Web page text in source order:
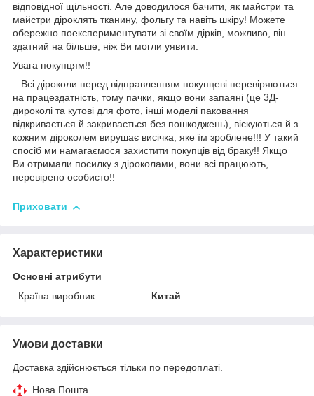
відповідної щільності. Але доводилося бачити, як майстри та
майстри діроклять тканину, фольгу та навіть шкіру! Можете
обережно поекспериментувати зі своїм дірків, можливо, він
здатний на більше, ніж Ви могли уявити.
Увага покупцям!!
Всі діроколи перед відправленням покупцеві перевіряються
на працездатність, тому пачки, якщо вони запаяні (це 3Д-
дироколі та кутові для фото, інші моделі паковання
відкривається й закривається без пошкоджень), віскуються й з
кожним діроколем вирушає висічка, яке їм зроблене!!! У такий
спосіб ми намагаємося захистити покупців від браку!! Якщо
Ви отримали посилку з діроколами, вони всі працюють,
перевірено особисто!!
Приховати
Характеристики
Основні атрибути
Країна виробник
Китай
Умови доставки
Доставка здійснюється тільки по передоплаті.
Нова Пошта